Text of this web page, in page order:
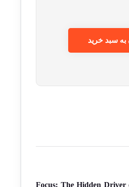
به سبد خرید
Focus: The Hidden Driver